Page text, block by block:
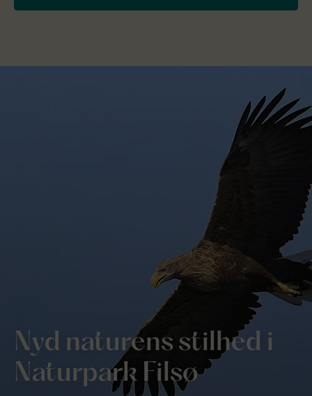
Nyd naturens stilhed i
Naturpark Filsø